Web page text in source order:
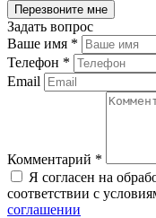
Задать вопрос
Ваше имя *
Телефон *
Email
Комментарий *
Я согласен на
соответствии с
соглашении